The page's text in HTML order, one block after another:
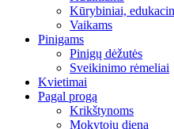
Kūrybiniai,
Vaikams
Pinigams
Pinigų dėžutės
Sveikinimo rėmeliai
Kvietimai
Pagal progą
Krikštynoms
Mokytojų diena